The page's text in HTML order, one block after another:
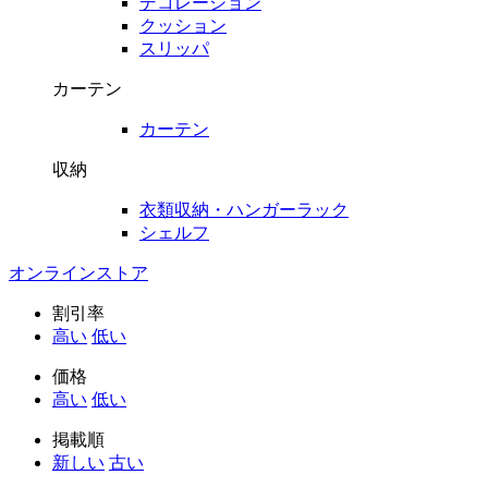
クッション
スリッパ
カーテン
カーテン
収納
衣類収納・ハンガーラック
シェルフ
オンラインストア
割引率
高い 低い
価格
高い 低い
掲載順
新しい 古い